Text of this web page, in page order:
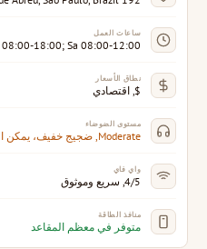
ساعات العمل
08:00-18:00; Sa 08:00-12:00
نطاق الأسعار
$, اقتصادي
مستوى الضوضاء
Moderate, ضجيج خفيف، يمكن التحكم به
واي فاي
4/5, سريع وموثوق
منافذ الطاقة
متوفر في معظم المقاعد